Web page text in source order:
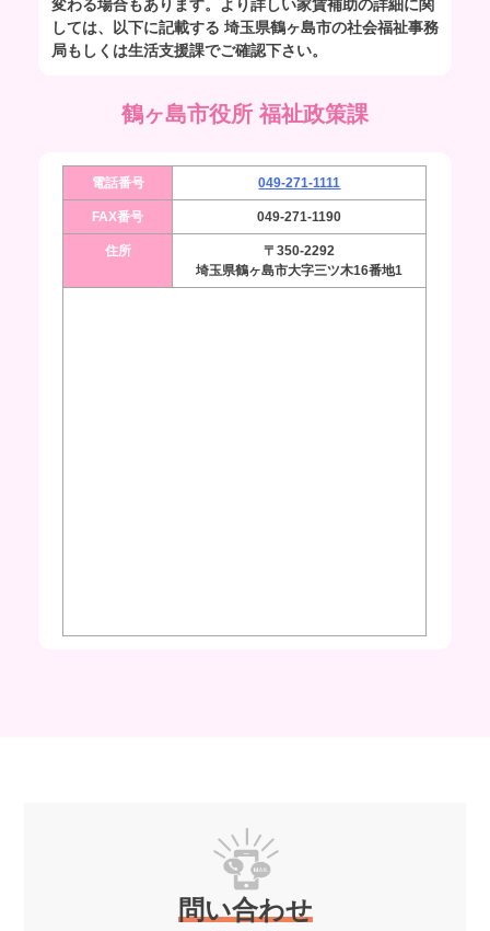
変わる場合もあります。より詳しい家賃補助の詳細に関
しては、以下に記載する 埼玉県鶴ヶ島市の社会福祉事務
局もしくは生活支援課でご確認下さい。
鶴ヶ島市役所 福祉政策課
電話番号 049-271-1111
FAX番号 049-271-1190
住所
〒350-2292
埼玉県鶴ヶ島市大字三ツ木16番地1
問い合わせ